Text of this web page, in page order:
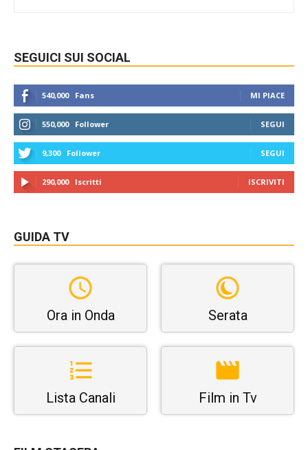
SEGUICI SUI SOCIAL
540,000 Fans MI PIACE
550,000 Follower SEGUI
9,300 Follower SEGUI
290,000 Iscritti ISCRIVITI
GUIDA TV
Ora in Onda Serata
Lista Canali Film in Tv